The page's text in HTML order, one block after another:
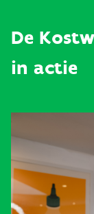
De
in actie